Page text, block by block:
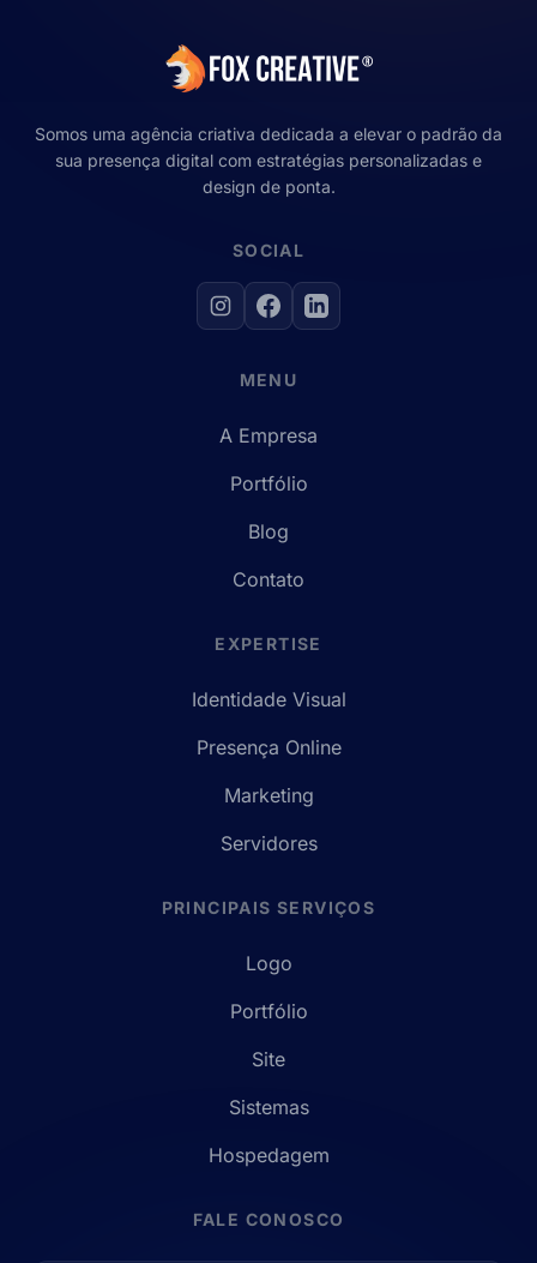
Somos uma agência criativa dedicada a elevar o padrão da
sua presença digital com estratégias personalizadas e
design de ponta.
SOCIAL
MENU
A Empresa
Portfólio
Blog
Contato
EXPERTISE
Identidade Visual
Presença Online
Marketing
Servidores
PRINCIPAIS SERVIÇOS
Logo
Portfólio
Site
Sistemas
Hospedagem
FALE CONOSCO